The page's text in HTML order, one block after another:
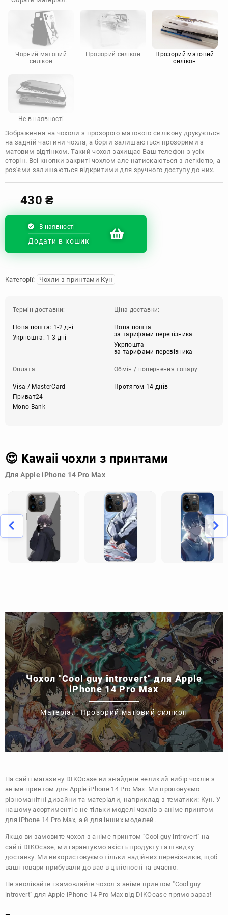
Doogee
Infinix
Motorola
Чорний матовий
силікон
Прозорий силікон
Прозорий матовий
силікон
Не в наявності
Зображення на чохоли з прозорого матового силікону друкується
на задній частини чохла, а борти залишаються прозорими з
матовим відтінком. Такий чохол захищає Ваш телефон з усіх
сторін. Всі кнопки закриті чохлом але натискаються з легкістю, а
роз'єми залишаються відкритими для зручного доступу до них.
430₴
В наявності
Додати в кошик
Категорії: Чохли з принтами Кун
Термін доставки:
Нова пошта: 1-2 дні
Укрпошта: 1-3 дні
Ціна доставки:
Нова пошта
за тарифами перевізника
Укрпошта
за тарифами перевізника
Оплата:
Visa / MasterCard
Приват24
Mono Bank
Обмін / повернення товару:
Протягом 14 днів
😍 Kawaii чохли з принтами
Для Apple iPhone 14 Pro Max
Чохол "Сool guy introvert" для Apple
iPhone 14 Pro Max
Матеріал: Прозорий матовий силікон
На сайті магазину DIKOcase ви знайдете великий вибір чохлів з
аніме принтом для Apple iPhone 14 Pro Max. Ми пропонуємо
різноманітні дизайни та матеріали, наприклад з тематики: Кун. У
нашому асортименті є не тільки моделі чохлів з аніме принтом
для iPhone 14 Pro Max, а й для інших моделей.
Якщо ви замовите чохол з аніме принтом "Сool guy introvert" на
сайті DIKOcase, ми гарантуємо якість продукту та швидку
доставку. Ми використовуємо тільки надійних перевізників, щоб
ваші товари прибували до вас в цілісності та вчасно.
Не зволікайте і замовляйте чохол з аніме принтом "Сool guy
introvert" для Apple iPhone 14 Pro Max від DIKOcase прямо зараз!